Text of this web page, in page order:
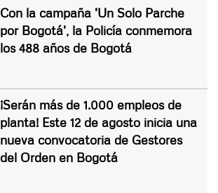
Con la campaña 'Un Solo Parche
por Bogotá', la Policía conmemora
los 488 años de Bogotá
¡Serán más de 1.000 empleos de
planta! Este 12 de agosto inicia una
nueva convocatoria de Gestores
del Orden en Bogotá